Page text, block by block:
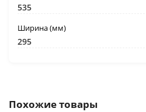
535
Ширина (мм)
295
Похожие товары